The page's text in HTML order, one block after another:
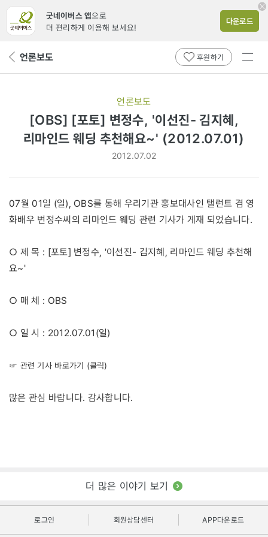
굿네이버스 앱으로
더 편리하게 이용해 보세요!
다운로드
뒤 언론보도 후원하기
전체
언론보도
[OBS] [포토] 변정수, '이선진- 김지혜,
리마인드 웨딩 추천해요~' (2012.07.01)
2012.07.02
07월 01일 (일), OBS를 통해 우리기관 홍보대사인 탤런트 겸 영
화배우 변정수씨의 리마인드 웨딩 관련 기사가 게재 되었습니다.
○ 제 목 : [포토] 변정수, '이선진- 김지혜, 리마인드 웨딩 추천해
요~'
○ 매 체 : OBS
○ 일 시 : 2012.07.01(일)
☞ 관련 기사 바로가기 (클릭)
많은 관심 바랍니다. 감사합니다.
더 많은 이야기 보기
로그인 회원상담센터 APP다운로드